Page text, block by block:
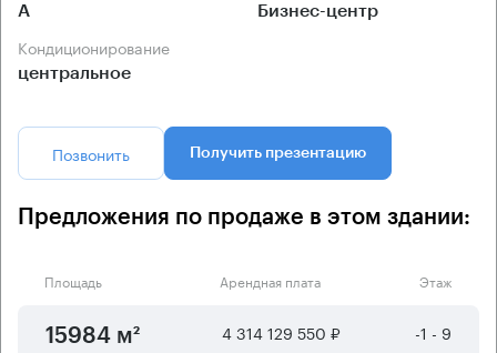
А Бизнес-центр
Кондиционирование
центральное
Позвонить Получить презентацию
Предложения по продаже в этом здании:
Площадь Арендная плата Этаж
15984 м² 4 314 129 550 ₽ -1 - 9